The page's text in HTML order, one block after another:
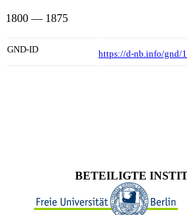
1800 — 1875
GND-ID https://d-nb.info/gnd/
BETEILIGTE